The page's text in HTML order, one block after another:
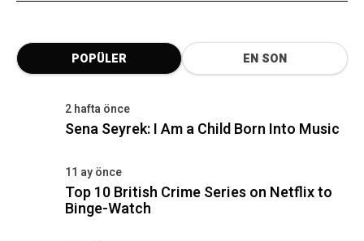
POPÜLER EN SON
2 hafta önce
Sena Seyrek: I Am a Child Born Into Music
11 ay önce
Top 10 British Crime Series on Netflix to
Binge-Watch